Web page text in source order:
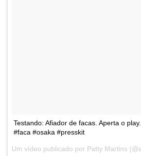
Testando: Afiador de facas. Aperta o
#faca #osaka #presskit